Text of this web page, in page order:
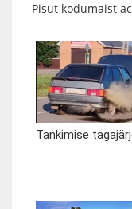
Pisut kodumaist
Tankimise